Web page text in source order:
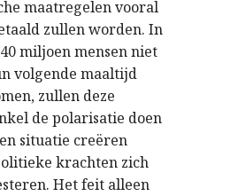
maatregelen vooral
zullen worden. In
miljoen mensen niet
volgende maaltijd
zullen deze
de polarisatie doen
situatie creëren
krachten zich
Het feit alleen